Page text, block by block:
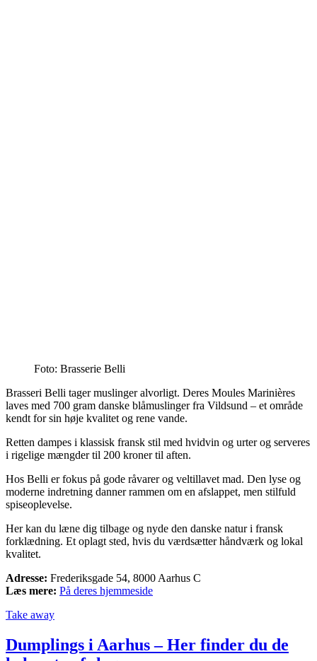
Foto: Brasserie Belli
Brasseri Belli tager muslinger alvorligt. Deres Moules Marinières
laves med 700 gram danske blåmuslinger fra Vildsund – et område
kendt for sin høje kvalitet og rene vande.
Retten dampes i klassisk fransk stil med hvidvin og urter og serveres
i rigelige mængder til 200 kroner til aften.
Hos Belli er fokus på gode råvarer og veltillavet mad. Den lyse og
moderne indretning danner rammen om en afslappet, men stilfuld
spiseoplevelse.
Her kan du læne dig tilbage og nyde den danske natur i fransk
forklædning. Et oplagt sted, hvis du værdsætter håndværk og lokal
kvalitet.
Adresse: Frederiksgade 54, 8000 Aarhus C
Læs mere: På deres hjemmeside
Take away
Dumplings i Aarhus – Her finder du de